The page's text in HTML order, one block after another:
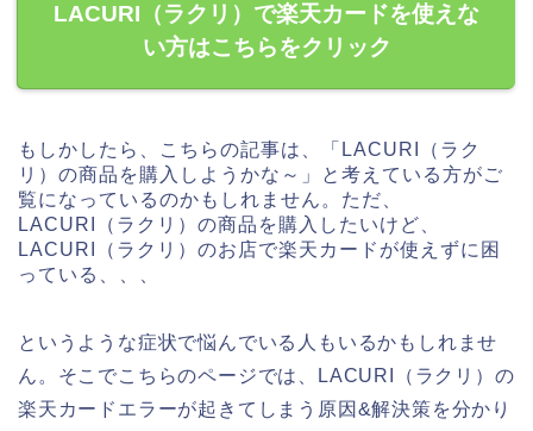
LACURI（ラクリ）で楽天カードを使えな
い方はこちらをクリック
もしかしたら、こちらの記事は、「LACURI（ラク
リ）の商品を購入しようかな～」と考えている方がご
覧になっているのかもしれません。ただ、
LACURI（ラクリ）の商品を購入したいけど、
LACURI（ラクリ）のお店で楽天カードが使えずに困
っている、、、
というような症状で悩んでいる人もいるかもしれませ
ん。そこでこちらのページでは、LACURI（ラクリ）の
楽天カードエラーが起きてしまう原因&解決策を分かり